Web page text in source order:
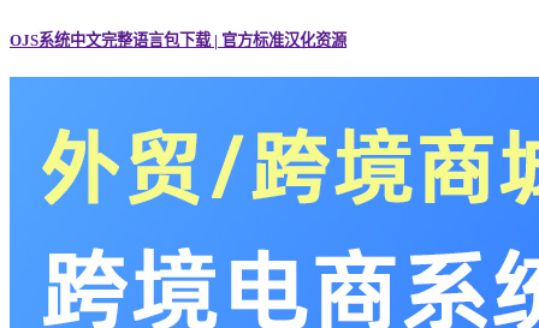
OJS系统中文完整语言包下载 | 官方标准汉化资源